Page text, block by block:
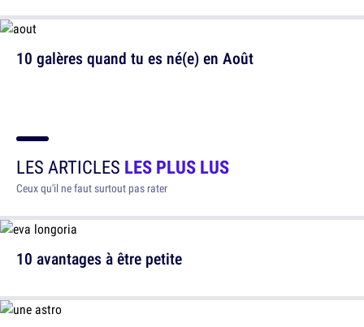
10 galères quand tu es né(e) en Août
LES ARTICLES LES PLUS LUS
Ceux qu'il ne faut surtout pas rater
10 avantages à être petite